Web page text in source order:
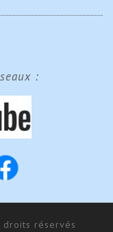
:
réservés